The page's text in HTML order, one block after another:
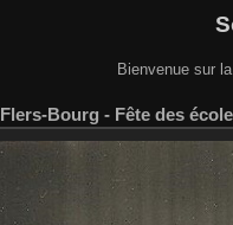
Bienvenue sur
Flers-Bourg - Fête des